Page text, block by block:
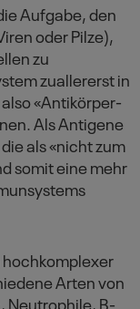
Aufgabe, den
oder Pilze),
zu
zuallererst in
«Antikörper-
Als Antigene
als «nicht zum
somit eine mehr
Arten von
Neutrophile, B-